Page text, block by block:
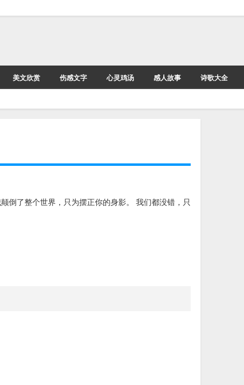
美文欣赏 伤感文字 心灵鸡汤 感人故事 诗歌大全
倒了整个世界，只为摆正你的身影。 我们都没错，只